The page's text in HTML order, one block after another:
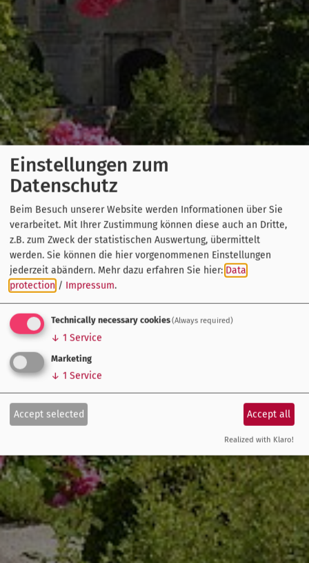
Einstellungen zum
Datenschutz
Beim Besuch unserer Website werden Informationen über Sie
verarbeitet. Mit Ihrer Zustimmung können diese auch an Dritte,
z.B. zum Zweck der statistischen Auswertung, übermittelt
werden. Sie können die hier vorgenommenen Einstellungen
jederzeit abändern. Mehr dazu erfahren Sie hier: Data
protection / Impressum.
Technically necessary cookies(Always required)
↓ 1 Service
Marketing
↓ 1 Service
Accept selected Accept all
Realized with Klaro!